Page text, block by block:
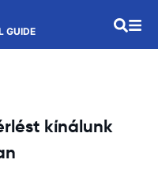
GUIDE
kínálunk